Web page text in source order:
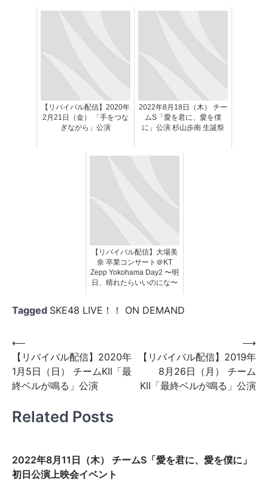
【リバイバル配信】2020年
2月21日（金） 「手をつな
ぎながら」公演
2022年8月18日（木） チー
ムS「愛を君に、愛を僕
に」公演 杉山歩南 生誕祭
【リバイバル配信】大場美
奈 卒業コンサート＠KT
Zepp Yokohama Day2 〜明
日、晴れたらいいのにな〜
Tagged SKE48 LIVE！！ ON DEMAND
投
稿
ナ
ゲ
シ
ョ
⟵
【リバイバル配信】2020年
1月5日（日） チームKII「最
終ベルが鳴る」公演
【リバイバル配信】2019年
8月26日（月） チーム
KII「最終ベルが鳴る」公演
⟶
Related Posts
2022年8月11日（木） チームS「愛を君に、愛を僕に」
初日公演上映会イベント